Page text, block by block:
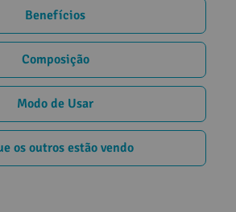
Benefícios
Composição
Modo de Usar
os outros estão vendo